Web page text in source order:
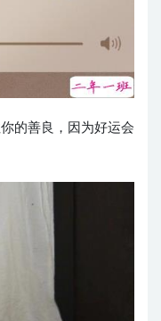
的善良，因为好运会